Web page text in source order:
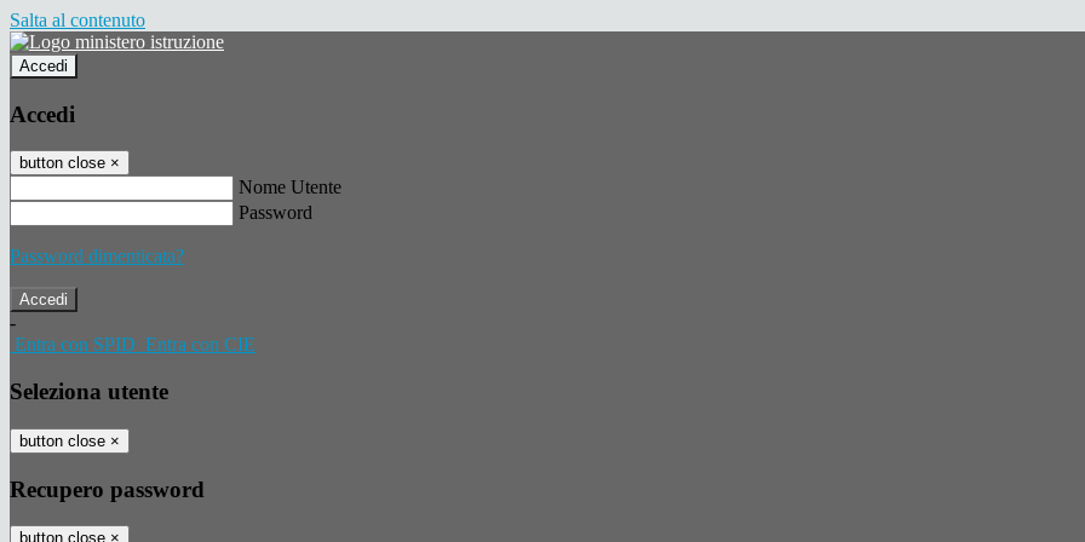
Salta al contenuto
Accedi
Accedi
button close ×
Nome Utente
Password
Password dimenticata?
-
Entra con SPID Entra con CIE
Seleziona utente
button close ×
Recupero password
button close ×